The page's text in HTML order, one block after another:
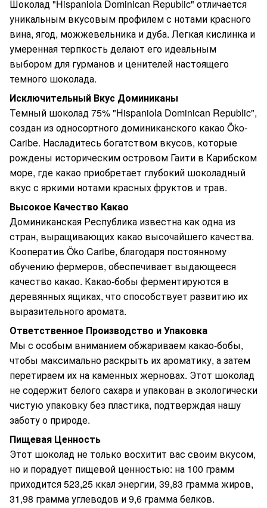
Шоколад "Hispaniola Dominican Republic" отличается
уникальным вкусовым профилем с нотами красного
вина, ягод, можжевельника и дуба. Легкая кислинка и
умеренная терпкость делают его идеальным
выбором для гурманов и ценителей настоящего
темного шоколада.
Исключительный Вкус Доминиканы
Темный шоколад 75% "Hispaniola Dominican Republic",
создан из односортного доминиканского какао Öko-
Caribe. Насладитесь богатством вкусов, которые
рождены историческим островом Гаити в Карибском
море, где какао приобретает глубокий шоколадный
вкус с яркими нотами красных фруктов и трав.
Высокое Качество Какао
Доминиканская Республика известна как одна из
стран, выращивающих какао высочайшего качества.
Кооператив Öko Caribe, благодаря постоянному
обучению фермеров, обеспечивает выдающееся
качество какао. Какао-бобы ферментируются в
деревянных ящиках, что способствует развитию их
выразительного аромата.
Ответственное Производство и Упаковка
Мы с особым вниманием обжариваем какао-бобы,
чтобы максимально раскрыть их ароматику, а затем
перетираем их на каменных жерновах. Этот шоколад
не содержит белого сахара и упакован в экологически
чистую упаковку без пластика, подтверждая нашу
заботу о природе.
Пищевая Ценность
Этот шоколад не только восхитит вас своим вкусом,
но и порадует пищевой ценностью: на 100 грамм
приходится 523,25 ккал энергии, 39,83 грамма жиров,
31,98 грамма углеводов и 9,6 грамма белков.